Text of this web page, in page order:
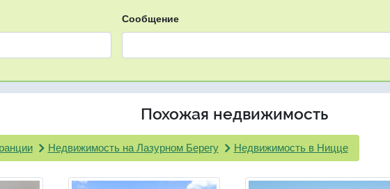
Сообщение
Похожая недвижимость
Недвижимость на Лазурном Берегу Недвижимость в Ницце